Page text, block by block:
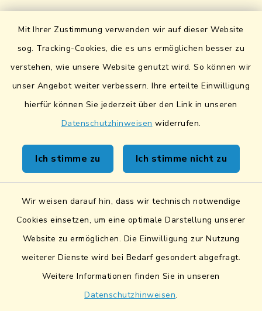
Mit Ihrer Zustimmung verwenden wir auf dieser Website
sog. Tracking-Cookies, die es uns ermöglichen besser zu
verstehen, wie unsere Website genutzt wird. So können wir
unser Angebot weiter verbessern. Ihre erteilte Einwilligung
hierfür können Sie jederzeit über den Link in unseren
Datenschutzhinweisen widerrufen.
Ich stimme zu Ich stimme nicht zu
Wir weisen darauf hin, dass wir technisch notwendige
Cookies einsetzen, um eine optimale Darstellung unserer
Website zu ermöglichen. Die Einwilligung zur Nutzung
weiterer Dienste wird bei Bedarf gesondert abgefragt.
Weitere Informationen finden Sie in unseren
Datenschutzhinweisen.
Lokales Bündnis für Familien
Fairtrade-Towns
Kontakt
Sicheres Kontaktformular
Sicherer Datentransfer
Datenschutz